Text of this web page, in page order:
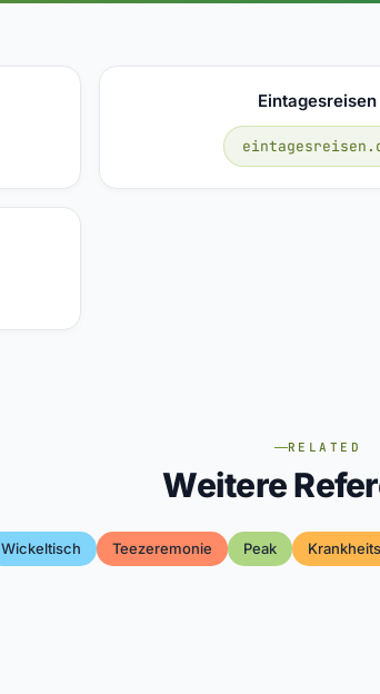
Eintagesreisen
RELATED
Weitere
Wickeltisch Teezeremonie Peak